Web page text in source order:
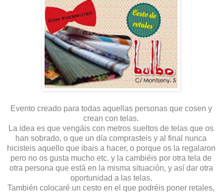
Evento creado para todas aquellas personas que cosen y
crean con telas.
La idea es que vengáis con metros sueltos de telas que os
han sobrado, o que un día comprasteis y al final nunca
hicisteis aquello que ibais a hacer, o porque os la regalaron
pero no os gusta mucho etc. y la cambiéis por otra tela de
otra persona que está en la misma situación, y así dar otra
oportunidad a las telas.
También colocaré un cesto en el que podréis poner retales,